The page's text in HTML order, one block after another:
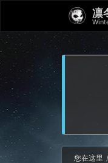
凛
您在这里